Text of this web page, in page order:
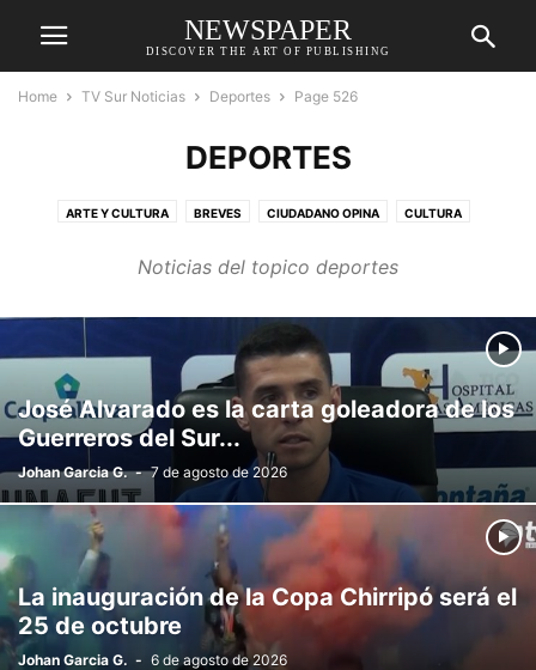
NEWSPAPER
DISCOVER THE ART OF PUBLISHING
Home TV Sur Noticias Deportes Page 526
DEPORTES
ARTE Y CULTURA BREVES CIUDADANO OPINA CULTURA
ENTRETENIMIENTO GENERAL MEDIO AMBIENTE
TECNOLOGÍA
Noticias del topico deportes
José Alvarado es la carta goleadora de los
Guerreros del Sur...
Johan Garcia G. - 7 de agosto de 2026
La inauguración de la Copa Chirripó será el
25 de octubre
Johan Garcia G. - 6 de agosto de 2026